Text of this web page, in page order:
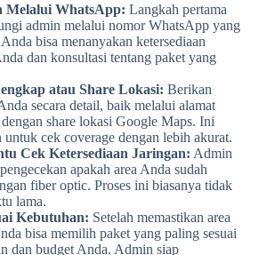
Melalui WhatsApp: Langkah pertama
admin melalui nomor WhatsApp yang
bisa menanyakan ketersediaan
dan konsultasi tentang paket yang
atau Share Lokasi: Berikan
secara detail, baik melalui alamat
share lokasi Google Maps. Ini
untuk cek coverage dengan lebih akurat.
Cek Ketersediaan Jaringan: Admin
apakah area Anda sudah
fiber optic. Proses ini biasanya tidak
lama.
Kebutuhan: Setelah memastikan area
bisa memilih paket yang paling sesuai
dan budget Anda. Admin siap